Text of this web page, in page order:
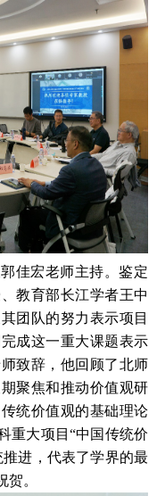
佳宏老师主持。鉴定
教育部长江学者王中
团队的努力表示项目
成这一重大课题表示
致辞，他回顾了北师
聚焦和推动价值观研
统价值观的基础理论
重大项目“中国传统价
进，代表了学界的最
。